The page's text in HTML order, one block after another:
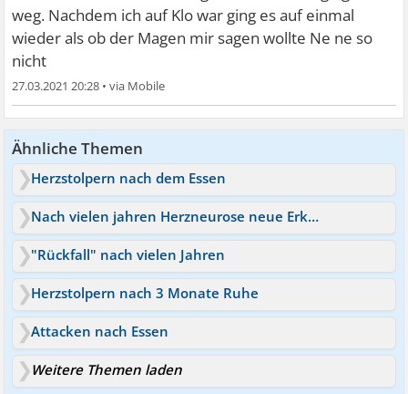
weg. Nachdem ich auf Klo war ging es auf einmal
wieder als ob der Magen mir sagen wollte Ne ne so
nicht
27.03.2021 20:28 •
Ähnliche Themen
Herzstolpern nach dem Essen
Nach vielen jahren Herzneurose neue Erkenntnis ;/ ahhhh
"Rückfall" nach vielen Jahren
Herzstolpern nach 3 Monate Ruhe
Attacken nach Essen
Weitere Themen laden